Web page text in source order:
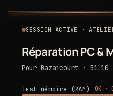
SESSION ACTIVE ·
Réparation PC &
Pour Bazancourt · 51110
Test mémoire (RAM)
OK ·